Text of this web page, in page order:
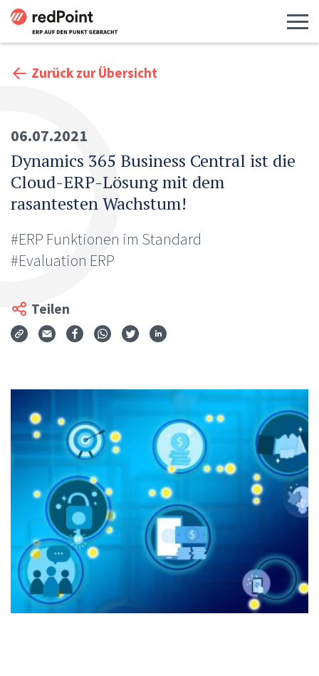
Zurück zur Übersicht
06.07.2021
Dynamics 365 Business Central ist die
Cloud-ERP-Lösung mit dem
rasantesten Wachstum!
#ERP Funktionen im Standard
#Evaluation ERP
Teilen
Via Mail teilen
Auf Facebook teilen
Auf WhatsApp teilen
Auf Twitter teilen
Auf LinkedIn teilen